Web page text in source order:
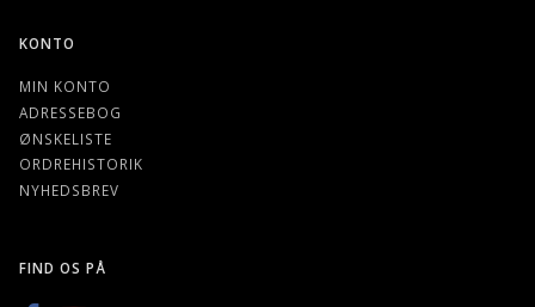
KONTO
MIN KONTO
ADRESSEBOG
ØNSKELISTE
ORDREHISTORIK
NYHEDSBREV
FIND OS PÅ